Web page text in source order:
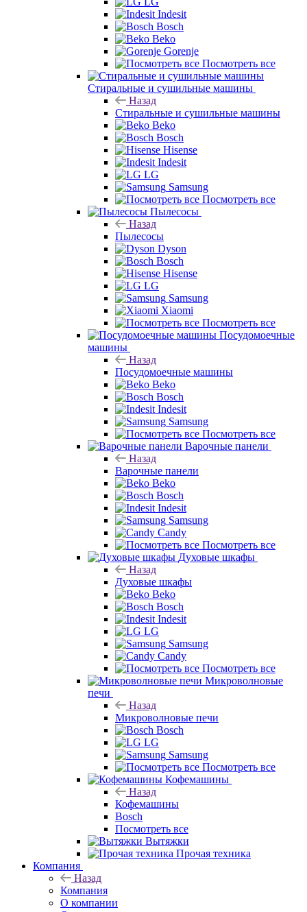
Indesit
Bosch
Beko
Gorenje
Посмотреть все
Стиральные и сушильные машины
Назад
Стиральные и сушильные машины
Beko
Bosch
Hisense
Indesit
LG
Samsung
Посмотреть все
Пылесосы
Назад
Пылесосы
Dyson
Bosch
Hisense
LG
Samsung
Xiaomi
Посмотреть все
Посудомоечные
машины
Назад
Посудомоечные машины
Beko
Bosch
Indesit
Samsung
Посмотреть все
Варочные панели
Назад
Варочные панели
Beko
Bosch
Indesit
Samsung
Candy
Посмотреть все
Духовые шкафы
Назад
Духовые шкафы
Beko
Bosch
Indesit
LG
Samsung
Candy
Посмотреть все
Микроволновые
печи
Назад
Микроволновые печи
Bosch
LG
Samsung
Посмотреть все
Кофемашины
Назад
Кофемашины
Bosch
Посмотреть все
Вытяжки
Прочая техника
Компания
Назад
Компания
О компании